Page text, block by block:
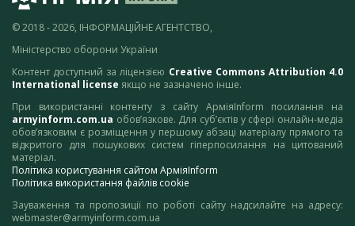
© 2018 - 2026, ІНФОРМАЦІЙНЕ АГЕНТСТВО,
Міністерство оборони України
Контент доступний за ліцензією Creative Commons Attribution 4.0
International license якщо не зазначено інше.
При використанні контенту з сайту АрміяInform посилання на
armyinform.com.ua обов’язкове. Для суб’єктів у сфері онлайн-медіа
обов’язковим є розміщення у першому абзаці матеріалу прямого та
відкритого для пошукових систем гіперпосилання на цитований
матеріал.
Політика користування сайтом АрміяInform
Політика використання файлів cookie
Зауваження та пропозиції по роботі сайту надсилайте на адресу:
webmaster@armyinform.com.ua